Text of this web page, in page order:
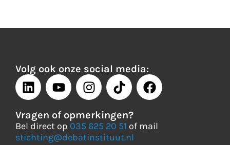
Volg ook onze social media:
Vragen of opmerkingen?
Bel direct op 035 625 20 51 of mail
stichting@debatinstituut.nl